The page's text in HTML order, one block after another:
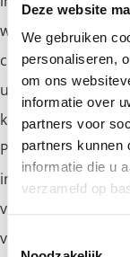
Deze website
We gebruiken
personaliseren,
om ons
informatie over
partners voor
partners kunnen
informatie die u
verzameld op
waarmee ze met
cups, grijpers, of
uiteindes nog met
kop verkrijgbaar,
Pneumatische
inzetbaar
vorm blijven. Ook
vergeleken met